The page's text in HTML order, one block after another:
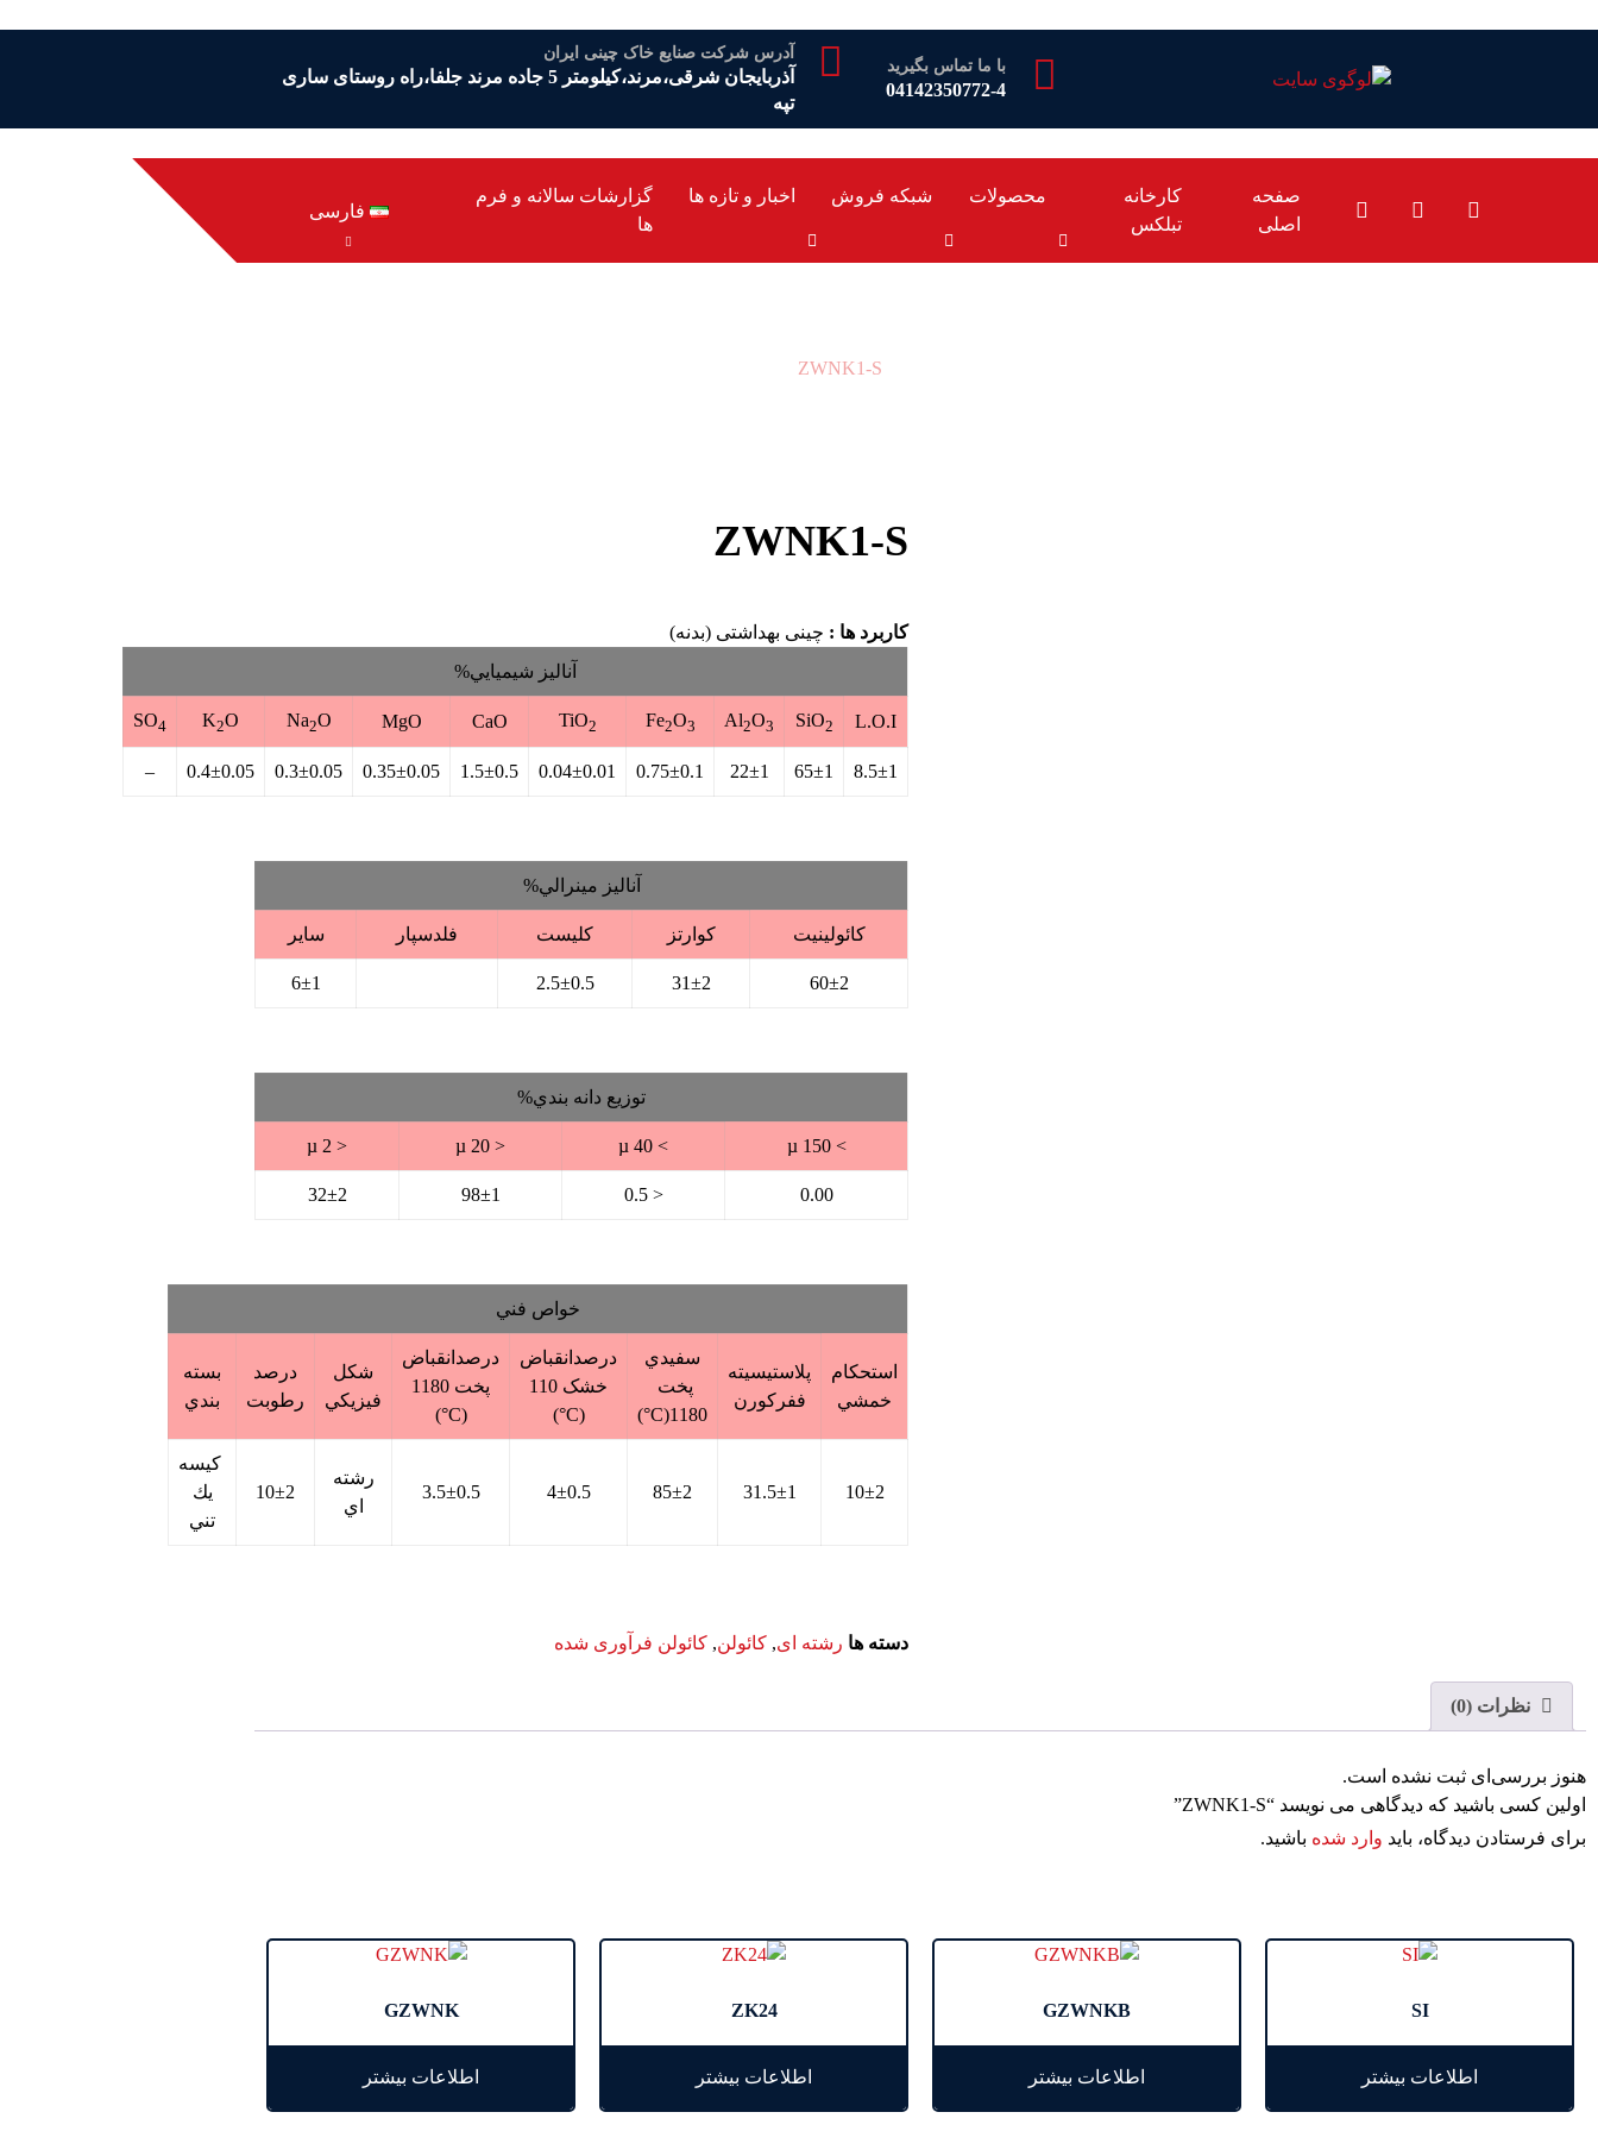
با ما تماس بگیرید
04142350772-4
آدرس شرکت صنایع خاک چینی ایران
آذربایجان شرقی،مرند،کیلومتر 5 جاده مرند جلفا،راه روستای ساری
تپه
صفحه
اصلی
کارخانه
تبلکس
محصولات شبکه فروش اخبار و تازه ها
گزارشات سالانه و فرم
ها
فارسی
ZWNK1-S
ZWNK1-S
کاربرد ها : چینی بهداشتی (بدنه)
آناليز شيميايي%
L.O.I
SiO2
Al2O3
Fe2O3
TiO2
CaO
MgO
Na2O
K2O
SO4
8.5±1
65±1
22±1
0.75±0.1
0.04±0.01
1.5±0.5
0.35±0.05
0.3±0.05
0.4±0.05
–
آناليز مينرالي%
كائولينيت كوارتز كليست فلدسپار ساير
60±2
31±2
2.5±0.5
6±1
توزيع دانه بندي%
> 150 µ
> 40 µ
< 20 µ
< 2 µ
0.00
< 0.5
98±1
32±2
خواص فني
استحكام
خمشي
پلاستيسيته
ففركورن
سفيدي
پخت
1180(C°)
درصدانقباض
خشک 110
(C°)
درصدانقباض
پخت 1180
(C°)
شكل
فيزيكي
درصد
رطوبت
بسته
بندي
10±2
31.5±1
85±2
4±0.5
3.5±0.5
رشته
اي
10±2
كيسه
يك
تني
دسته ها رشته ای, کائولن, کائولن فرآوری شده
نظرات (0)
هنوز بررسی‌ای ثبت نشده است.
اولین کسی باشید که دیدگاهی می نویسد “ZWNK1-S”
برای فرستادن دیدگاه، باید وارد شده باشید.
SI
اطلاعات بیشتر
GZWNKB
اطلاعات بیشتر
ZK24
اطلاعات بیشتر
GZWNK
اطلاعات بیشتر